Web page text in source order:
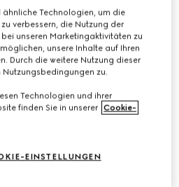
Technologien, um die
verbessern, die Nutzung der
unseren Marketingaktivitäten zu
unsere Inhalte auf Ihren
Durch die weitere Nutzung dieser
zu.
Technologien und ihrer
finden Sie in unserer Cookie-
EINSTELLUNGEN